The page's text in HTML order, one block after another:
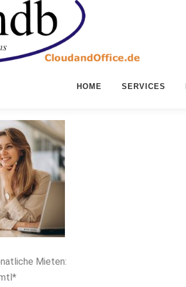
HOME SERVICES
Mieten: